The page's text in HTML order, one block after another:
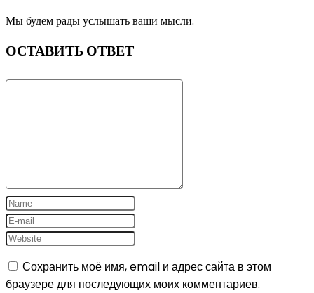
Мы будем рады услышать ваши мысли.
ОСТАВИТЬ ОТВЕТ
Сохранить моё имя, email и адрес сайта в этом
браузере для последующих моих комментариев.